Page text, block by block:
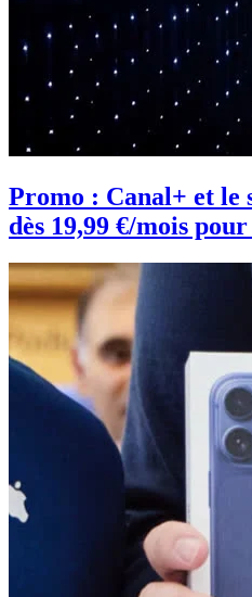
Promo : Canal+ et le
dès 19,99 €/mois